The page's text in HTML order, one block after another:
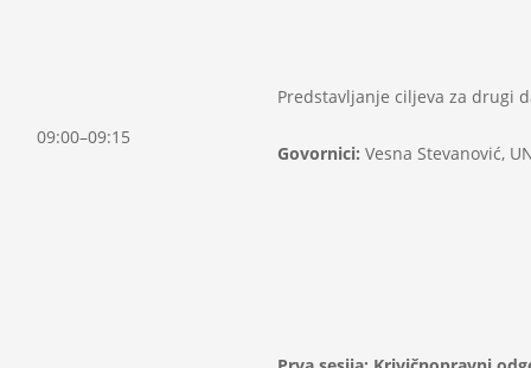
09:00–09:15
Predstavljanje ciljeva za drugi
Govornici: Vesna Stevanović,